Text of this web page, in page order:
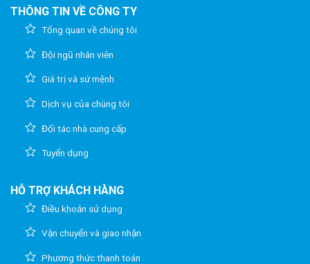
THÔNG TIN VỀ CÔNG TY
Tổng quan về chúng tôi
Đội ngũ nhân viên
Giá trị và sứ mệnh
Dịch vụ của chúng tôi
Đối tác nhà cung cấp
Tuyển dụng
HỖ TRỢ KHÁCH HÀNG
Điều khoản sử dụng
Vận chuyển và giao nhận
Phương thức thanh toán